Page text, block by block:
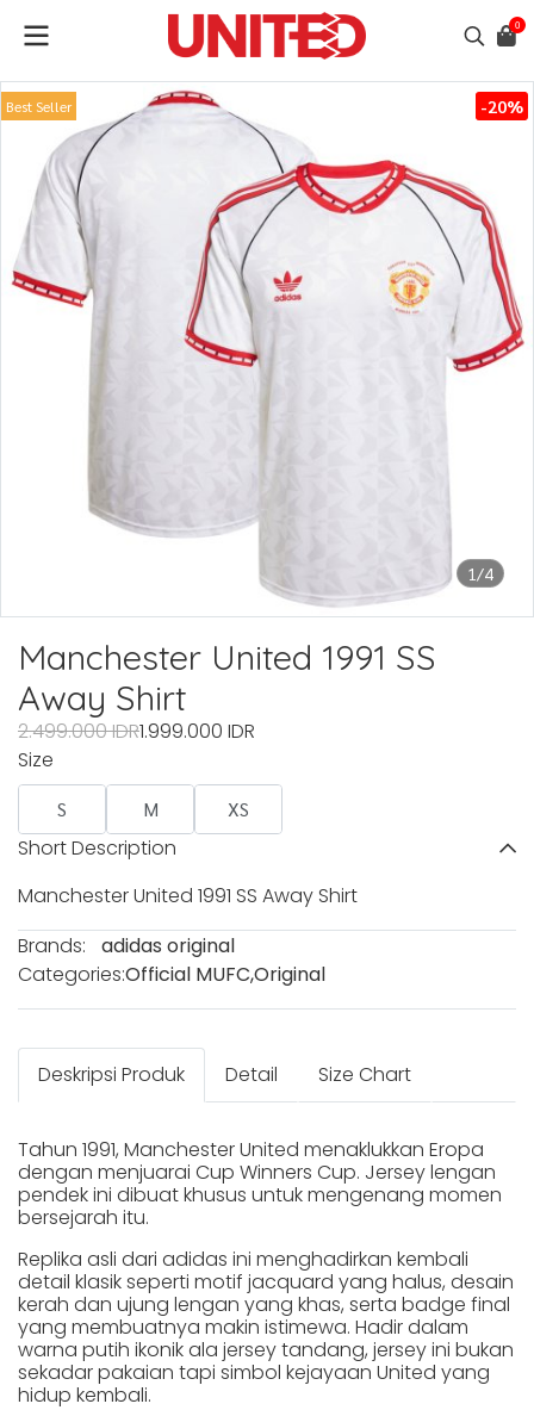
0
1/4
Best Seller -20%
Manchester United 1991 SS
Away Shirt
2.499.000 IDR1.999.000 IDR
Size
S M XS
Short Description
Manchester United 1991 SS Away Shirt
Brands:
adidas original
Categories:Official MUFC,Original
Deskripsi Produk Detail Size Chart
Tahun 1991, Manchester United menaklukkan Eropa
dengan menjuarai Cup Winners Cup. Jersey lengan
pendek ini dibuat khusus untuk mengenang momen
bersejarah itu.
Replika asli dari adidas ini menghadirkan kembali
detail klasik seperti motif jacquard yang halus, desain
kerah dan ujung lengan yang khas, serta badge final
yang membuatnya makin istimewa. Hadir dalam
warna putih ikonik ala jersey tandang, jersey ini bukan
sekadar pakaian tapi simbol kejayaan United yang
hidup kembali.